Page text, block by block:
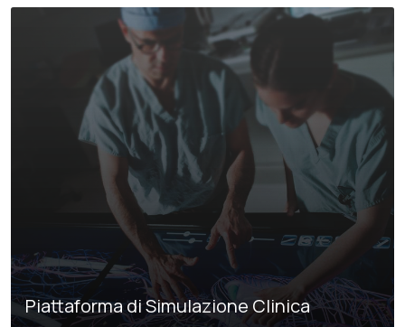
Piattaforma di Simulazione Clinica